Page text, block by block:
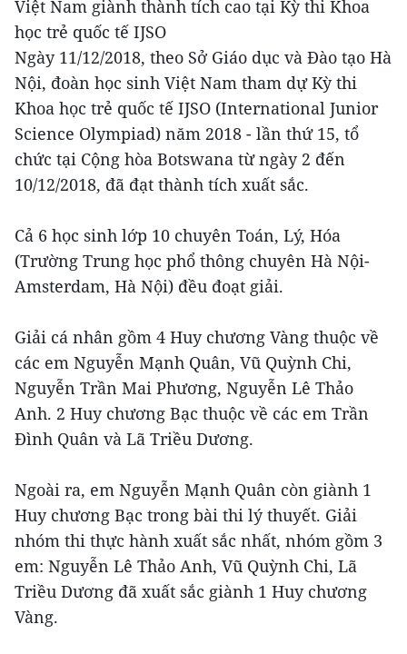
Việt Nam giành thành tích cao tại Kỳ thi Khoa
học trẻ quốc tế IJSO
Ngày 11/12/2018, theo Sở Giáo dục và Đào tạo Hà
Nội, đoàn học sinh Việt Nam tham dự Kỳ thi
Khoa học trẻ quốc tế IJSO (International Junior
Science Olympiad) năm 2018 - lần thứ 15, tổ
chức tại Cộng hòa Botswana từ ngày 2 đến
10/12/2018, đã đạt thành tích xuất sắc.
Cả 6 học sinh lớp 10 chuyên Toán, Lý, Hóa
(Trường Trung học phổ thông chuyên Hà Nội-
Amsterdam, Hà Nội) đều đoạt giải.
Giải cá nhân gồm 4 Huy chương Vàng thuộc về
các em Nguyễn Mạnh Quân, Vũ Quỳnh Chi,
Nguyễn Trần Mai Phương, Nguyễn Lê Thảo
Anh. 2 Huy chương Bạc thuộc về các em Trần
Đình Quân và Lã Triều Dương.
Ngoài ra, em Nguyễn Mạnh Quân còn giành 1
Huy chương Bạc trong bài thi lý thuyết. Giải
nhóm thi thực hành xuất sắc nhất, nhóm gồm 3
em: Nguyễn Lê Thảo Anh, Vũ Quỳnh Chi, Lã
Triều Dương đã xuất sắc giành 1 Huy chương
Vàng.